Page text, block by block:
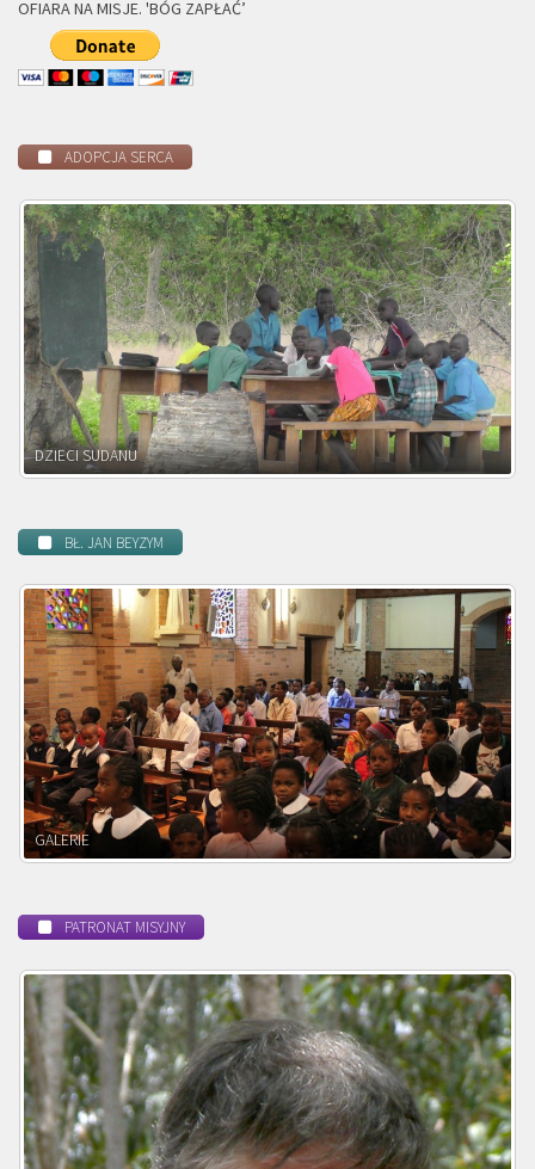
OFIARA NA MISJE. 'BÓG ZAPŁAĆ’
ADOPCJA SERCA
DZIECI ZAMBII
BŁ. JAN BEYZYM
POWOŁANIE MISYJNE
PATRONAT MISYJNY